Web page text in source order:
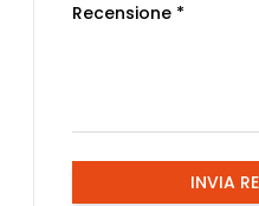
Recensione *
INVIA